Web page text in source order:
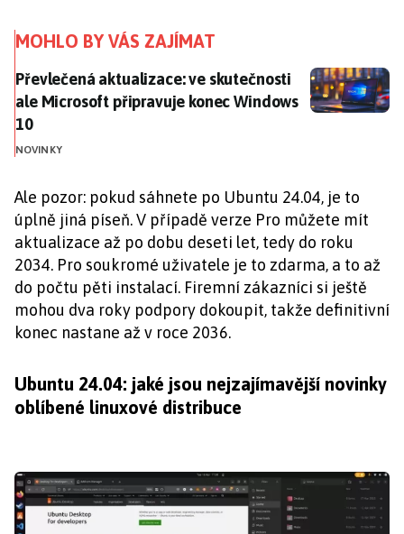
MOHLO BY VÁS ZAJÍMAT
Převlečená aktualizace: ve skutečnosti ale
Převlečená aktualizace: ve skutečnosti
ale Microsoft připravuje konec Windows
10
NOVINKY
Ale pozor: pokud sáhnete po Ubuntu 24.04, je to
úplně jiná píseň. V případě verze Pro můžete mít
aktualizace až po dobu deseti let, tedy do roku
2034. Pro soukromé uživatele je to zdarma, a to až
do počtu pěti instalací. Firemní zákazníci si ještě
mohou dva roky podpory dokoupit, takže definitivní
konec nastane až v roce 2036.
Ubuntu 24.04: jaké jsou nejzajímavější novinky
oblíbené linuxové distribuce